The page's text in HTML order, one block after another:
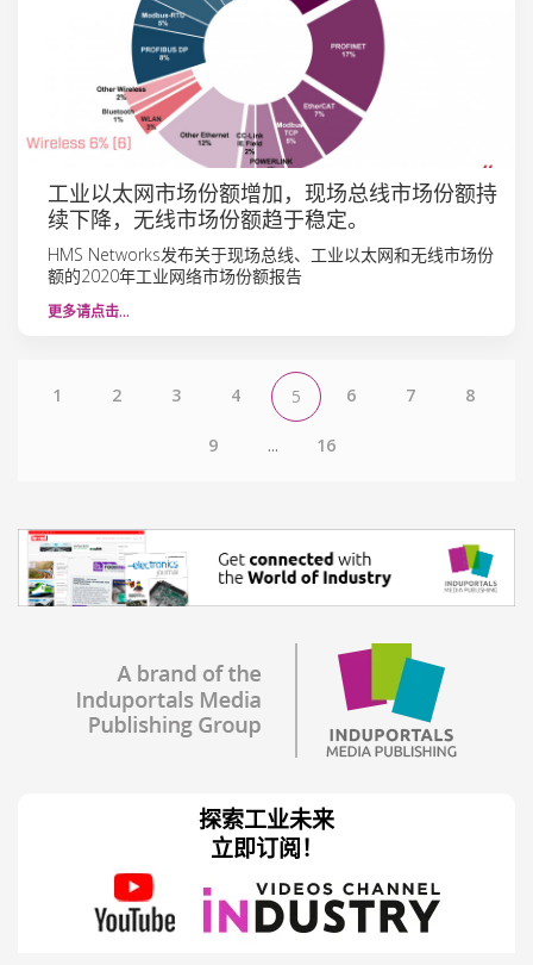
工业以太网市场份额增加，现场总线市场份额持
续下降，无线市场份额趋于稳定。
HMS Networks发布关于现场总线、工业以太网和无线市场份
额的2020年工业网络市场份额报告
更多请点击…
1 2 3 4 5 6 7 8
9 ... 16
探索工业未来
立即订阅！